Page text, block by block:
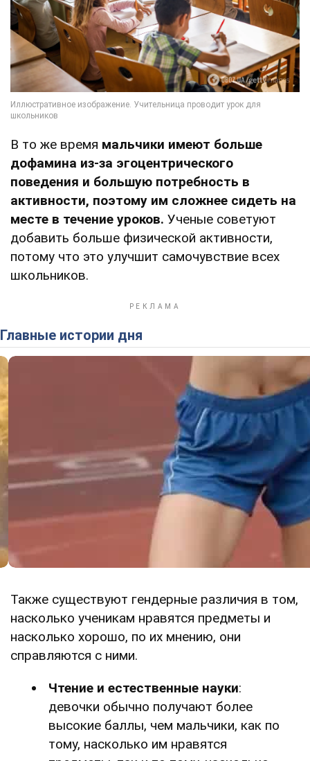
В то же время мальчики имеют больше
дофамина из-за эгоцентрического
поведения и большую потребность в
активности, поэтому им сложнее сидеть на
месте в течение уроков. Ученые советуют
добавить больше физической активности,
потому что это улучшит самочувствие всех
школьников.
Главные истории дня
Также существуют гендерные различия в том,
насколько ученикам нравятся предметы и
насколько хорошо, по их мнению, они
справляются с ними.
Чтение и естественные науки:
девочки обычно получают более
высокие баллы, чем мальчики, как по
тому, насколько им нравятся